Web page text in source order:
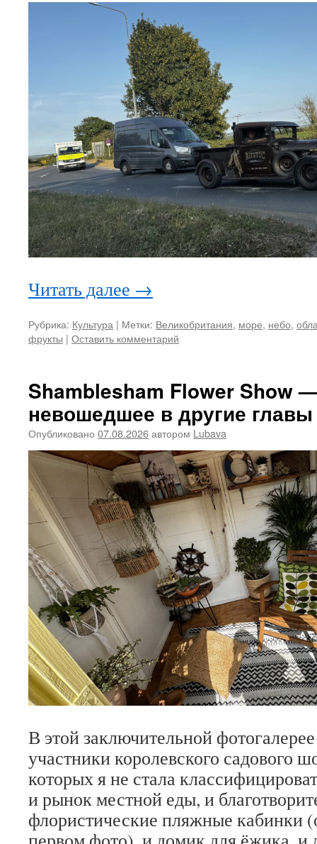
Читать далее →
Рубрика: Культура | Метки: Великобритания, море, небо,
фрукты | Оставить комментарий
Shamblesham Flower Show
невошедшее в другие главы
Опубликовано 07.08.2026автором Lubava
В этой заключительной
участники королевского садового
которых я не стала
и рынок местной еды, и
флористические пляжные кабинки